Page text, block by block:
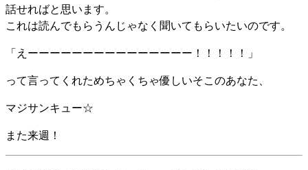
話せればと思います。
これは読んでもらうんじゃなく聞いてもらいたいのです。
「えーーーーーーーーーーーーーーー！！！！！」
って言ってくれためちゃくちゃ優しいそこのあなた、
マジサンキュー☆
また来週！